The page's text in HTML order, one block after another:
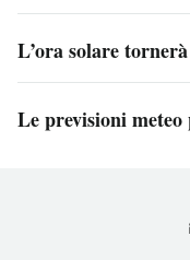
L’ora solare
Le previsioni